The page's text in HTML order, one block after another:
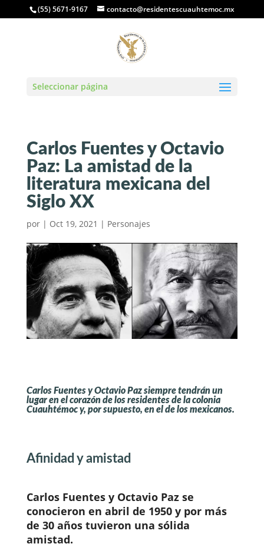
(55) 5671-9167 contacto@residentescuauhtemoc.mx
Seleccionar página
Carlos Fuentes y Octavio
Paz: La amistad de la
literatura mexicana del
Siglo XX
por | Oct 19, 2021 | Personajes
Carlos Fuentes y Octavio Paz siempre tendrán un
lugar en el corazón de los residentes de la colonia
Cuauhtémoc y, por supuesto, en el de los mexicanos.
Afinidad y amistad
Carlos Fuentes y Octavio Pazse
conocieron en abril de 1950 y por más
de 30 años tuvieron una sólida
amistad.